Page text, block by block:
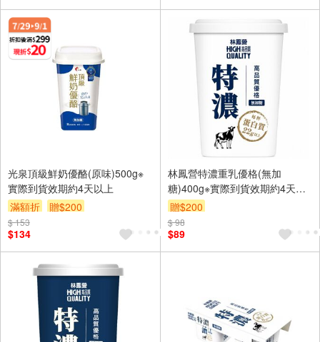
光泉頂級鮮奶優酪(原味)500g※
實際到貨效期約4天以上
滿額折
贈$200
$ 153
$134
林鳳營特濃重乳優格(無加
糖)400g※實際到貨效期約4天以
上
贈$200
$ 98
$89